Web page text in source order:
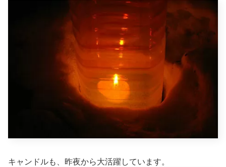
キャンドルも、昨夜から大活躍しています。